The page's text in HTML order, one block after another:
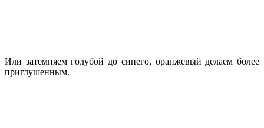
Или затемняем голубой до синего, оранжевый делаем более
приглушенным.